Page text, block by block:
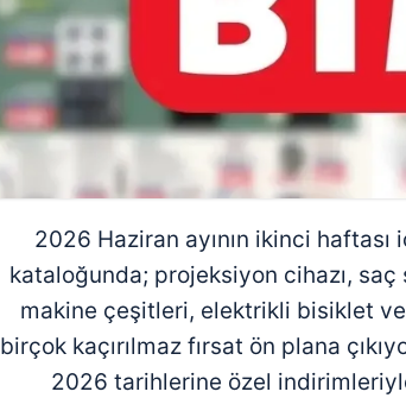
2026 Haziran ayının ikinci haftası
kataloğunda; projeksiyon cihazı,
makine çeşitleri, elektrikli bisiklet
birçok kaçırılmaz fırsat ön plana
2026 tarihlerine özel